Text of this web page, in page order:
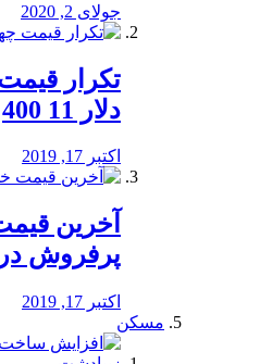
جولای 2, 2020
تکرار
دلار 11 400
اکتبر 17, 2019
آخرین
پرفروش در
اکتبر 17, 2019
مسکن